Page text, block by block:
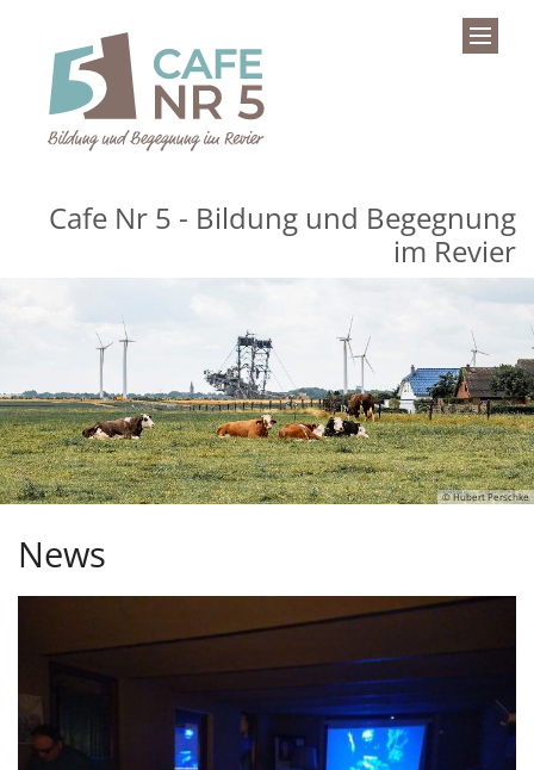
Cafe Nr 5 - Bildung und Begegnung
im Revier
© Hubert Perschke
News